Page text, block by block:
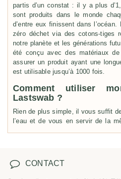
partis d’un constat : il y a plus
sont produits dans le monde
d’entre eux finissent dans
zéro déchet via des cotons-tiges
notre planète et les générations
été conçu avec des matériaux
assurer un produit ayant une
est utilisable jusqu’à 1000 fois.
Comment utiliser
Lastswab ?
Rien de plus simple, il vous suffit
l’eau et de vous en servir de la
Après utilisation de votre
CONTACT